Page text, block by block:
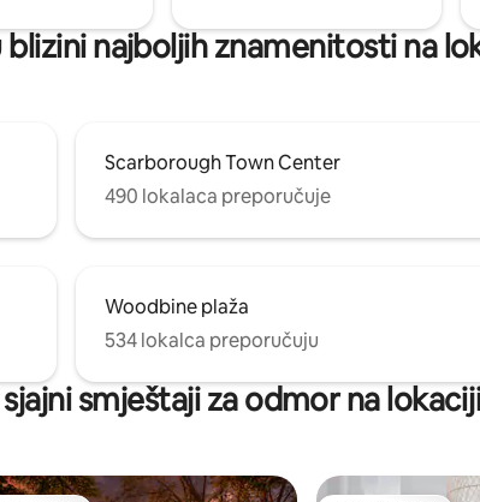
najboljih znamenitosti na
Scarborough Town Center
490 lokalaca preporučuje
Woodbine plaža
534 lokalca preporučuju
smještaji za odmor na